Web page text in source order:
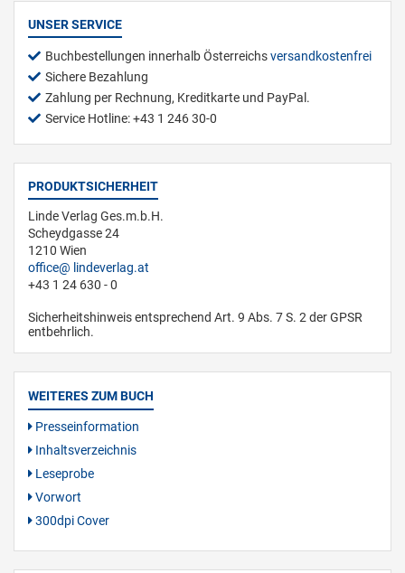
UNSER SERVICE
Buchbestellungen innerhalb Österreichsversandkostenfrei
Sichere Bezahlung
Zahlung per Rechnung, Kreditkarte und PayPal.
Service Hotline: +43 1 246 30-0
PRODUKTSICHERHEIT
Linde Verlag Ges.m.b.H.
Scheydgasse 24
1210 Wien
office
lindeverlag.at
+43 1 24 630 - 0
Sicherheitshinweis entsprechend Art. 9 Abs. 7 S. 2 der GPSR
entbehrlich.
WEITERES ZUM BUCH
Presseinformation
Inhaltsverzeichnis
Leseprobe
Vorwort
300dpi Cover